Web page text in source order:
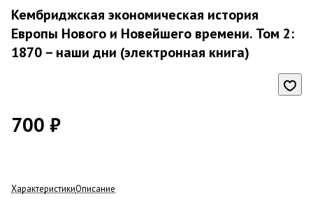
Кембриджская экономическая история
Европы Нового и Новейшего времени. Том 2:
1870 – наши дни (электронная книга)
700 ₽
ХарактеристикиОписание